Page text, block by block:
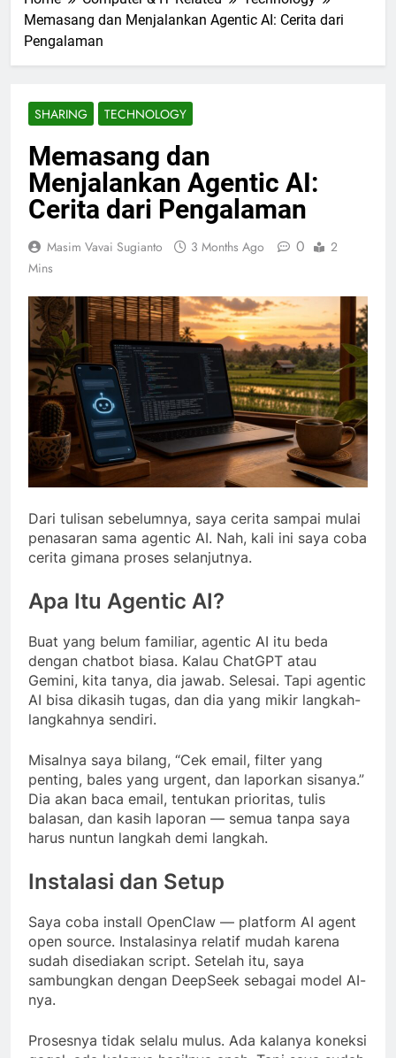
Memasang dan Menjalankan Agentic AI: Cerita dari
Pengalaman
SHARING TECHNOLOGY
Memasang dan
Menjalankan Agentic AI:
Cerita dari Pengalaman
Masim Vavai Sugianto 3 Months Ago 0
2
Mins
Dari tulisan sebelumnya, saya cerita sampai mulai
penasaran sama agentic AI. Nah, kali ini saya coba
cerita gimana proses selanjutnya.
Apa Itu Agentic AI?
Buat yang belum familiar, agentic AI itu beda
dengan chatbot biasa. Kalau ChatGPT atau
Gemini, kita tanya, dia jawab. Selesai. Tapi agentic
AI bisa dikasih tugas, dan dia yang mikir langkah-
langkahnya sendiri.
Misalnya saya bilang, “Cek email, filter yang
penting, bales yang urgent, dan laporkan sisanya.”
Dia akan baca email, tentukan prioritas, tulis
balasan, dan kasih laporan — semua tanpa saya
harus nuntun langkah demi langkah.
Instalasi dan Setup
Saya coba install OpenClaw — platform AI agent
open source. Instalasinya relatif mudah karena
sudah disediakan script. Setelah itu, saya
sambungkan dengan DeepSeek sebagai model AI-
nya.
Prosesnya tidak selalu mulus. Ada kalanya koneksi